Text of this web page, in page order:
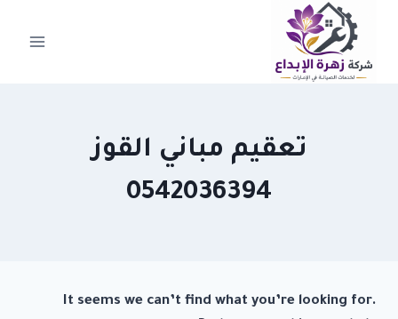
التجاوز
المحتوى
تعقيم مباني القوز
0542036394
It seems we can’t find what you’re looking for.